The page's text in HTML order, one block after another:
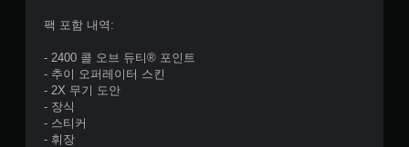
팩 포함 내역:
- 2400 콜 오브 듀티® 포인트
- 추이 오퍼레이터 스킨
- 2X 무기 도안
- 장식
- 스티커
- 휘장